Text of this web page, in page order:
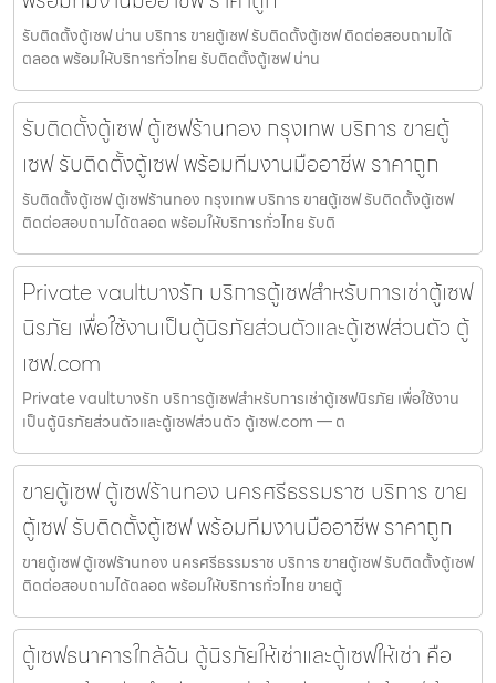
รับติดตั้งตู้เซฟ น่าน บริการ ขายตู้เซฟ รับติดตั้งตู้เซฟ ติดต่อสอบถามได้
ตลอด พร้อมให้บริการทั่วไทย รับติดตั้งตู้เซฟ น่าน
รับติดตั้งตู้เซฟ ตู้เซฟร้านทอง กรุงเทพ บริการ ขายตู้
เซฟ รับติดตั้งตู้เซฟ พร้อมทีมงานมืออาชีพ ราคาถูก
รับติดตั้งตู้เซฟ ตู้เซฟร้านทอง กรุงเทพ บริการ ขายตู้เซฟ รับติดตั้งตู้เซฟ
ติดต่อสอบถามได้ตลอด พร้อมให้บริการทั่วไทย รับติ
Private vaultบางรัก บริการตู้เซฟสำหรับการเช่าตู้เซฟ
นิรภัย เพื่อใช้งานเป็นตู้นิรภัยส่วนตัวและตู้เซฟส่วนตัว ตู้
เซฟ.com
Private vaultบางรัก บริการตู้เซฟสำหรับการเช่าตู้เซฟนิรภัย เพื่อใช้งาน
เป็นตู้นิรภัยส่วนตัวและตู้เซฟส่วนตัว ตู้เซฟ.com — ต
ขายตู้เซฟ ตู้เซฟร้านทอง นครศรีธรรมราช บริการ ขาย
ตู้เซฟ รับติดตั้งตู้เซฟ พร้อมทีมงานมืออาชีพ ราคาถูก
ขายตู้เซฟ ตู้เซฟร้านทอง นครศรีธรรมราช บริการ ขายตู้เซฟ รับติดตั้งตู้เซฟ
ติดต่อสอบถามได้ตลอด พร้อมให้บริการทั่วไทย ขายตู้
ตู้เซฟธนาคารใกล้ฉัน ตู้นิรภัยให้เช่าและตู้เซฟให้เช่า คือ